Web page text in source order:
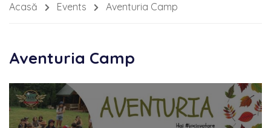
Acasă Events Aventuria Camp
Aventuria Camp